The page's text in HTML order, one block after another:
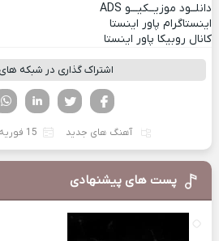
دانلــود موزیــکیـــو ADS
اینستاگرام پاور اینستا
کانال روبیکا پاور اینستا
اشتراک گذاری در شبکه
تویتر
فیسوک
آهنگ های جدید 15 فوریه 2024
پست های پیشنهادی